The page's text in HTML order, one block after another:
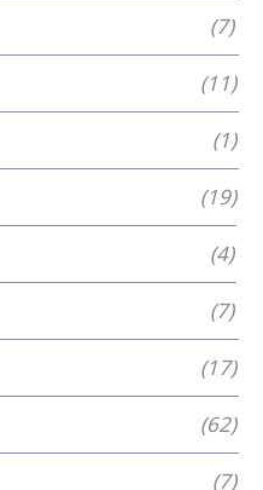
(7)
(11)
(1)
(19)
(4)
(7)
(17)
(62)
(7)